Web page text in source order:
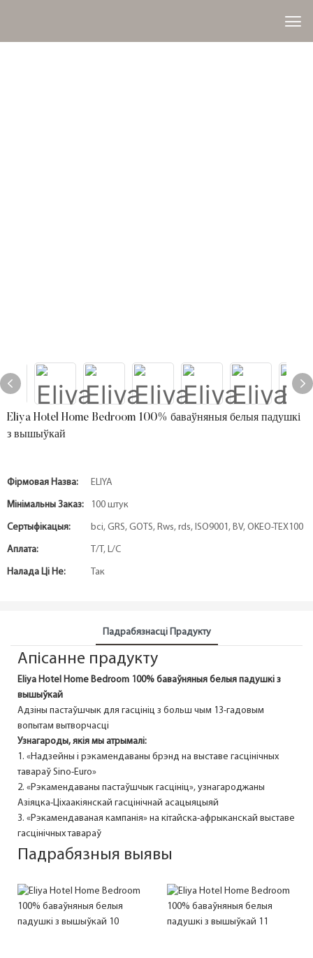
Eliya Hotel Home Bedroom 100% баваўняныя белыя падушкі
з вышыўкай
Фірмовая Назва: ELIYA
Мінімальны Заказ: 100 штук
Сертыфікацыя: bci, GRS, GOTS, Rws, rds, ISO9001, BV, OKEO-TEX100
Аплата: T/T, L/C
Налада Ці Не: Так
Падрабязнасці Прадукту
Апісанне прадукту
Eliya Hotel Home Bedroom 100% баваўняныя белыя падушкі з
вышыўкай
Адзіны пастаўшчык для гасцініц з больш чым 13-гадовым
вопытам вытворчасці
Узнагароды, якія мы атрымалі:
1. «Надзейны і рэкамендаваны брэнд на выставе гасцінічных
тавараў Sino-Euro»
2. «Рэкамендаваны пастаўшчык гасцініц», узнагароджаны
Азіяцка-Ціхаакіянскай гасцінічнай асацыяцыяй
3. «Рэкамендаваная кампанія» на кітайска-афрыканскай выставе
гасцінічных тавараў
Падрабязныя выявы